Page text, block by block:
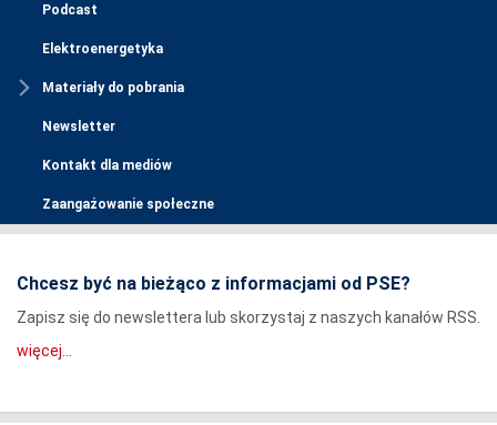
Podcast
Elektroenergetyka
Materiały do pobrania
Newsletter
Kontakt dla mediów
Zaangażowanie społeczne
Chcesz być na bieżąco z informacjami od PSE?
Zapisz się do newslettera lub skorzystaj z naszych kanałów RSS.
więcej...